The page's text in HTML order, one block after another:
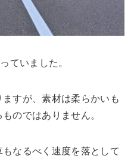
ていました。
すが、素材は柔らかいも
のではありません。
なるべく速度を落として